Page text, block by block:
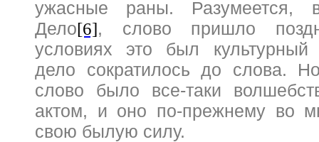
ужасные раны. Разумеется,
Дело[6], слово пришло
условиях это был культурный
дело сократилось до слова.
слово было все-таки
актом, и оно по-прежнему во
свою былую силу.